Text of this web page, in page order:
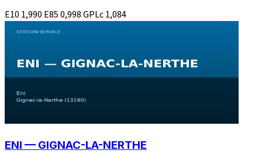
E10 1,990 E850,998GPLc1,084
ENI — GIGNAC-LA-NERTHE